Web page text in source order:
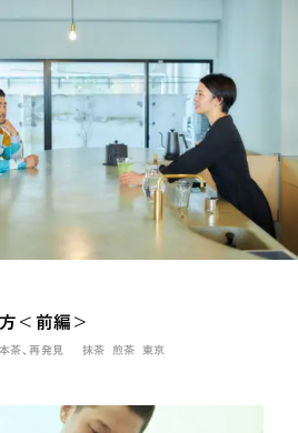
＜前編＞
茶、再発見 抹茶 煎茶 東京